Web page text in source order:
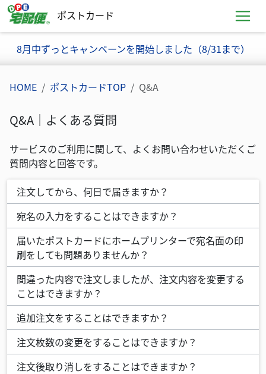
ポストカード
お知らせ
8月中ずっとキャンペーンを開始しました（8/31まで）
HOME ポストカードTOP Q&A
Q&A｜よくある質問
質問リストとその答え
サービスのご利用に関して、よくお問い合わせいただくご
質問内容と回答です。
注文してから、何日で届きますか？
宛名の入力をすることはできますか？
届いたポストカードにホームプリンターで宛名面の印
刷をしても問題ありませんか？
間違った内容で注文しましたが、注文内容を変更する
ことはできますか？
追加注文をすることはできますか？
注文枚数の変更をすることはできますか？
注文後取り消しをすることはできますか？